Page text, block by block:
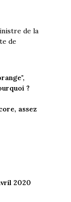
de la
de
?
assez
2020